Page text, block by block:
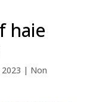
haie
| Non